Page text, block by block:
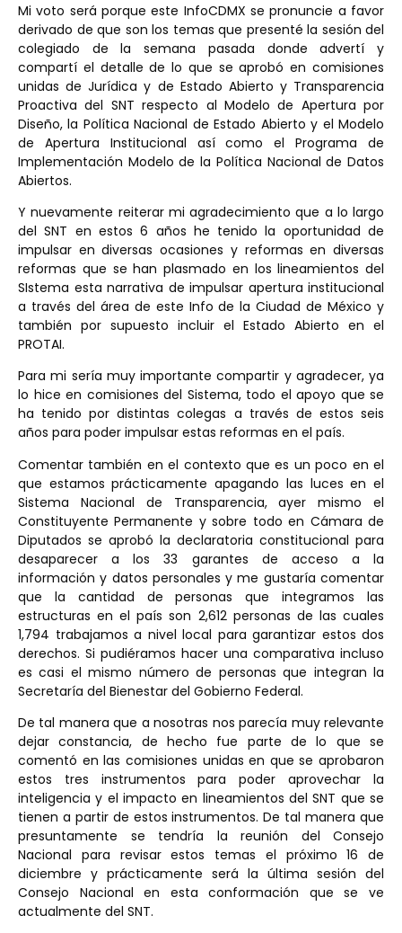
Mi voto será porque este InfoCDMX se pronuncie a favor
derivado de que son los temas que presenté la sesión del
colegiado de la semana pasada donde advertí y
compartí el detalle de lo que se aprobó en comisiones
unidas de Jurídica y de Estado Abierto y Transparencia
Proactiva del SNT respecto al Modelo de Apertura por
Diseño, la Política Nacional de Estado Abierto y el Modelo
de Apertura Institucional así como el Programa de
Implementación Modelo de la Política Nacional de Datos
Abiertos.
Y nuevamente reiterar mi agradecimiento que a lo largo
del SNT en estos 6 años he tenido la oportunidad de
impulsar en diversas ocasiones y reformas en diversas
reformas que se han plasmado en los lineamientos del
SIstema esta narrativa de impulsar apertura institucional
a través del área de este Info de la Ciudad de México y
también por supuesto incluir el Estado Abierto en el
PROTAI.
Para mi sería muy importante compartir y agradecer, ya
lo hice en comisiones del Sistema, todo el apoyo que se
ha tenido por distintas colegas a través de estos seis
años para poder impulsar estas reformas en el país.
Comentar también en el contexto que es un poco en el
que estamos prácticamente apagando las luces en el
Sistema Nacional de Transparencia, ayer mismo el
Constituyente Permanente y sobre todo en Cámara de
Diputados se aprobó la declaratoria constitucional para
desaparecer a los 33 garantes de acceso a la
información y datos personales y me gustaría comentar
que la cantidad de personas que integramos las
estructuras en el país son 2,612 personas de las cuales
1,794 trabajamos a nivel local para garantizar estos dos
derechos. Si pudiéramos hacer una comparativa incluso
es casi el mismo número de personas que integran la
Secretaría del Bienestar del Gobierno Federal.
De tal manera que a nosotras nos parecía muy relevante
dejar constancia, de hecho fue parte de lo que se
comentó en las comisiones unidas en que se aprobaron
estos tres instrumentos para poder aprovechar la
inteligencia y el impacto en lineamientos del SNT que se
tienen a partir de estos instrumentos. De tal manera que
presuntamente se tendría la reunión del Consejo
Nacional para revisar estos temas el próximo 16 de
diciembre y prácticamente será la última sesión del
Consejo Nacional en esta conformación que se ve
actualmente del SNT.